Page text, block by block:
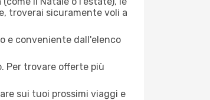
troverai sicuramente voli a
e conveniente dall'elenco
Per trovare offerte più
sui tuoi prossimi viaggi e